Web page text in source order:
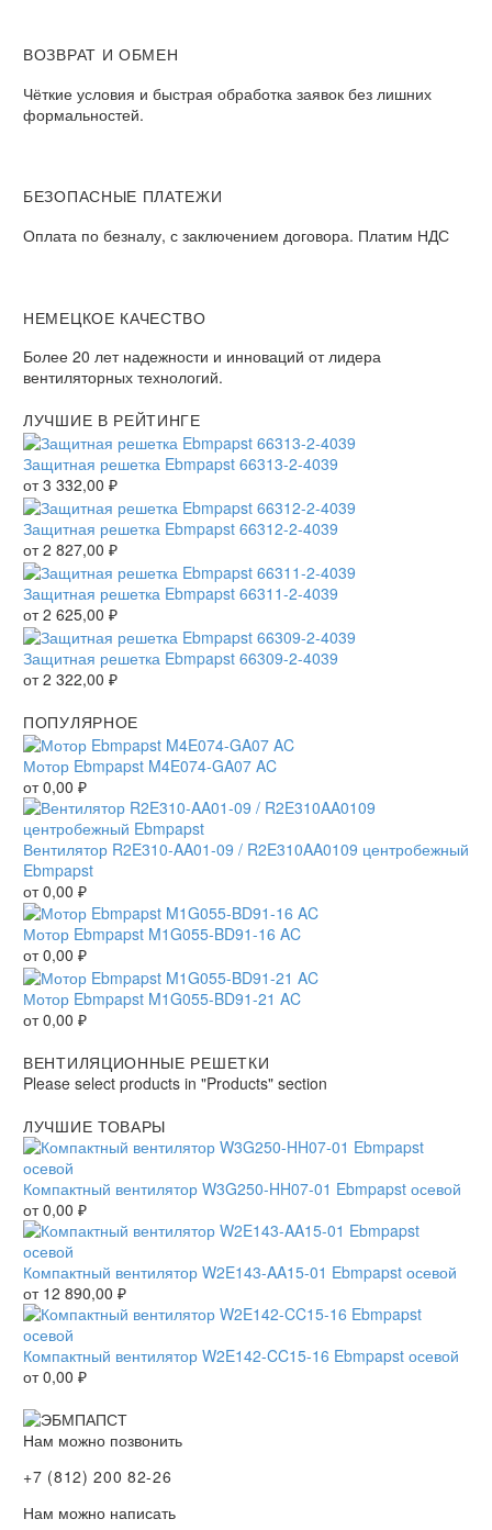
ВОЗВРАТ И ОБМЕН
Чёткие условия и быстрая обработка заявок без лишних
формальностей.
БЕЗОПАСНЫЕ ПЛАТЕЖИ
Оплата по безналу, с заключением договора. Платим НДС
НЕМЕЦКОЕ КАЧЕСТВО
Более 20 лет надежности и инноваций от лидера
вентиляторных технологий.
ЛУЧШИЕ В РЕЙТИНГЕ
Защитная решетка Ebmpapst 66313-2-4039
от3 332,00 ₽
Защитная решетка Ebmpapst 66312-2-4039
от2 827,00 ₽
Защитная решетка Ebmpapst 66311-2-4039
от2 625,00 ₽
Защитная решетка Ebmpapst 66309-2-4039
от2 322,00 ₽
ПОПУЛЯРНОЕ
Мотор Ebmpapst M4E074-GA07 AC
от0,00 ₽
Вентилятор R2E310-AA01-09 / R2E310AA0109 центробежный
Ebmpapst
от0,00 ₽
Мотор Ebmpapst M1G055-BD91-16 AC
от0,00 ₽
Мотор Ebmpapst M1G055-BD91-21 AC
от0,00 ₽
ВЕНТИЛЯЦИОННЫЕ РЕШЕТКИ
Please select products in "Products" section
ЛУЧШИЕ ТОВАРЫ
Компактный вентилятор W3G250-HH07-01 Ebmpapst осевой
от0,00 ₽
Компактный вентилятор W2E143-AA15-01 Ebmpapst осевой
от 12 890,00 ₽
Компактный вентилятор W2E142-CC15-16 Ebmpapst осевой
от0,00 ₽
Нам можно позвонить
+7 (812) 200 82-26
Нам можно написать